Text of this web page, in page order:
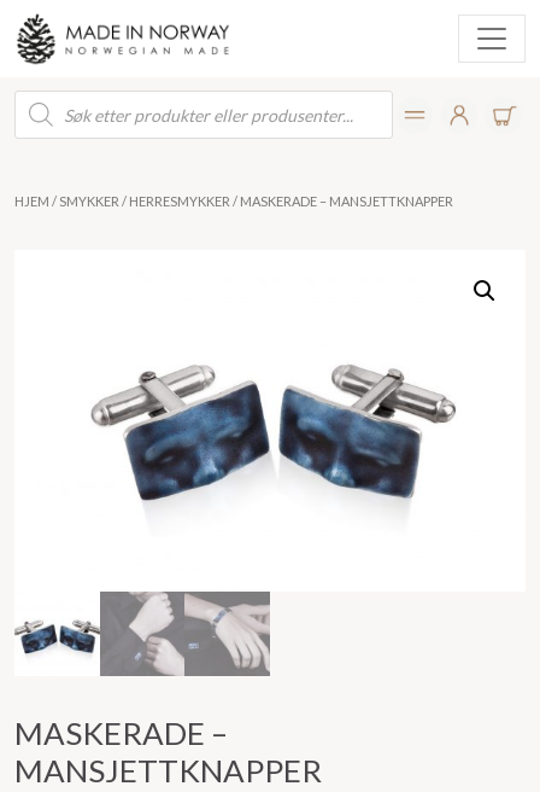
Products
search
HJEM / SMYKKER / HERRESMYKKER / MASKERADE – MANSJETTKNAPPER
MASKERADE –
MANSJETTKNAPPER